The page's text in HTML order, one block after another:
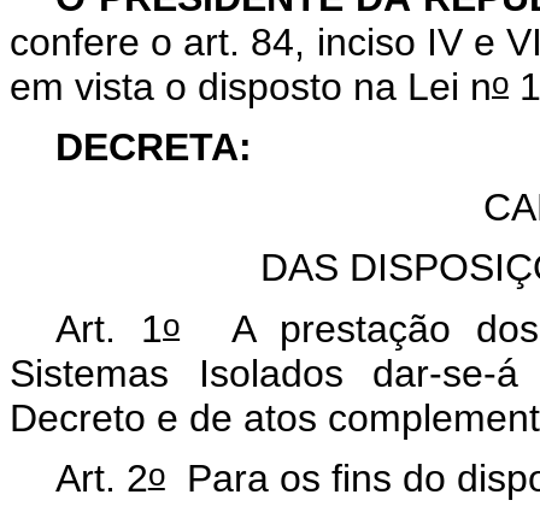
confere o art. 84, inciso IV e
em vista o disposto na Lei no
DECRETA:
DAS
Art. 1oA prestação dos
Sistemas Isolados dar-se-
Decreto e de atos
Art. 2oPara os fins do